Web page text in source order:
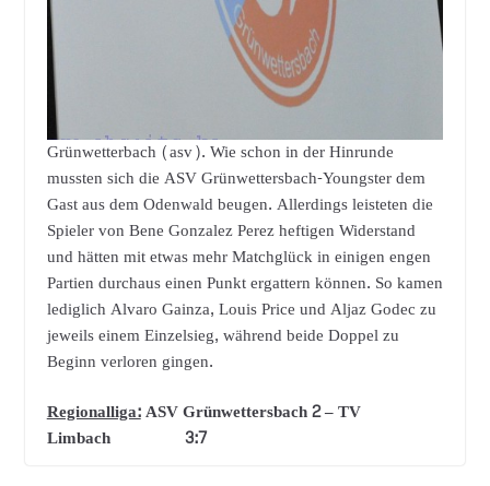
Grünwetterbach (asv). Wie schon in der Hinrunde
mussten sich die ASV Grünwettersbach-Youngster dem
Gast aus dem Odenwald beugen. Allerdings leisteten die
Spieler von Bene Gonzalez Perez heftigen Widerstand
und hätten mit etwas mehr Matchglück in einigen engen
Partien durchaus einen Punkt ergattern können. So kamen
lediglich Alvaro Gainza, Louis Price und Aljaz Godec zu
jeweils einem Einzelsieg, während beide Doppel zu
Beginn verloren gingen.
Regionalliga:ASV Grünwettersbach 2 – TV
Limbach 3:7